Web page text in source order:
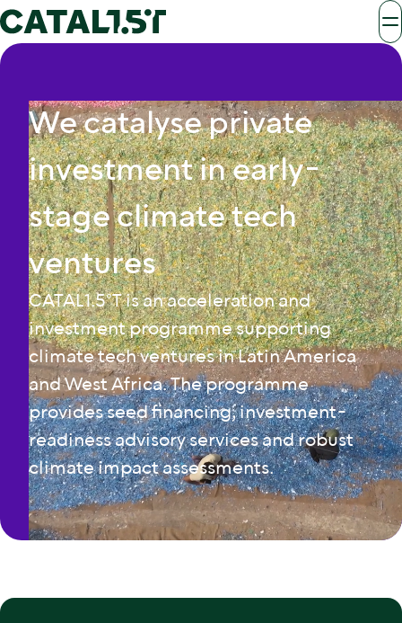
We catalyse private
investment in early-
stage climate tech
ventures
CATAL1.5°T is an acceleration and
investment programme supporting
climate tech ventures in Latin America
and West Africa. The programme
provides seed financing, investment-
readiness advisory services and robust
climate impact assessments.